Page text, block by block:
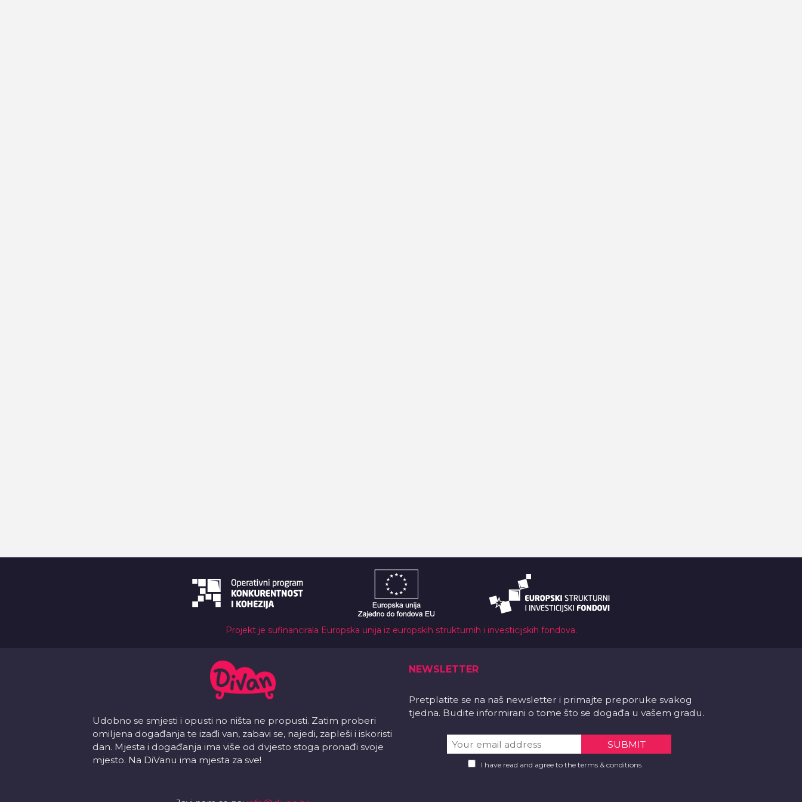
Projekt je sufinancirala Europska unija iz europskih strukturnih i investicijskih fondova.
Udobno se smjesti i opusti no ništa ne propusti. Zatim proberi
omiljena događanja te izađi van, zabavi se, najedi, zapleši i iskoristi
dan. Mjesta i događanja ima više od dvjesto stoga pronađi svoje
mjesto. Na DiVanu ima mjesta za sve!
NEWSLETTER
Pretplatite se na naš newsletter i primajte preporuke svakog
tjedna. Budite informirani o tome što se događa u vašem gradu.
I have read and agree to the terms & conditions